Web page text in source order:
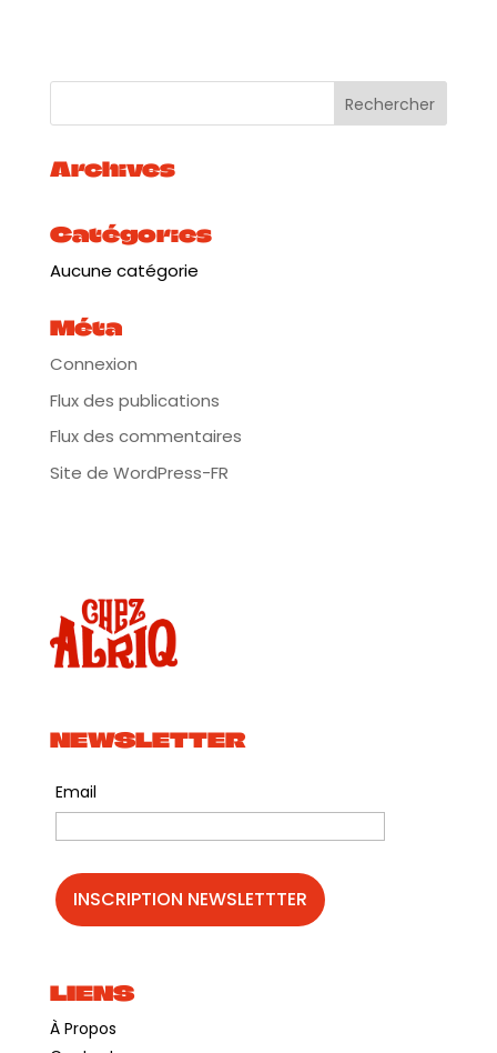
Archives
Catégories
Aucune catégorie
Méta
Connexion
Flux des publications
Flux des commentaires
Site de WordPress-FR
NEWSLETTER
Email
LIENS
À Propos